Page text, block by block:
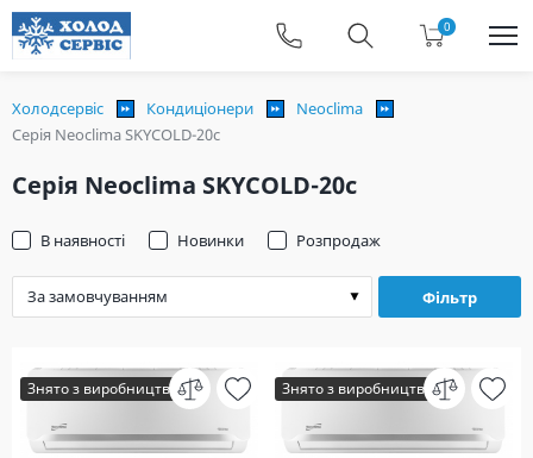
0
Холодсервіс Кондиціонери
Neoclima
Серія Neoclima SKYCOLD-20c
Серія Neoclima SKYCOLD-20c
Фільтр
В наявності Новинки Розпродаж
Знято з виробництва Знято з виробництва